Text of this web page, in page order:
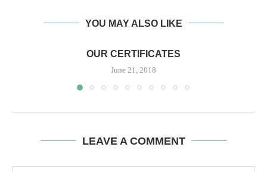
YOU MAY ALSO LIKE
OUR CERTIFICATES
June 21, 2018
LEAVE A COMMENT